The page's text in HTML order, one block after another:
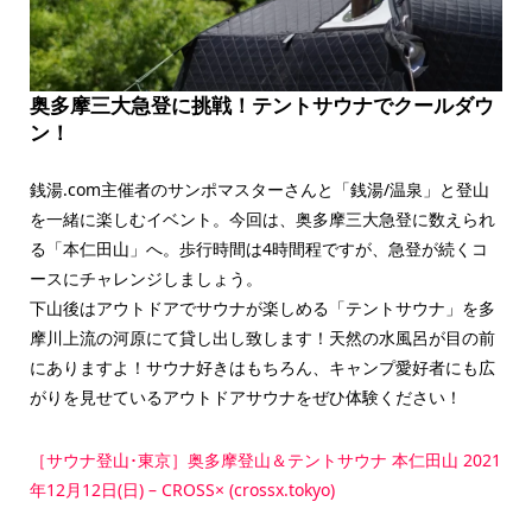
奥多摩三大急登に挑戦！テントサウナでクールダウ
ン！
銭湯.com主催者のサンポマスターさんと「銭湯/温泉」と登山
を一緒に楽しむイベント。今回は、奥多摩三大急登に数えられ
る「本仁田山」へ。歩行時間は4時間程ですが、急登が続くコ
ースにチャレンジしましょう。
下山後はアウトドアでサウナが楽しめる「テントサウナ」を多
摩川上流の河原にて貸し出し致します！天然の水風呂が目の前
にありますよ！サウナ好きはもちろん、キャンプ愛好者にも広
がりを見せているアウトドアサウナをぜひ体験ください！
［サウナ登山･東京］奥多摩登山＆テントサウナ 本仁田山 2021
年12月12日(日) – CROSS× (crossx.tokyo)